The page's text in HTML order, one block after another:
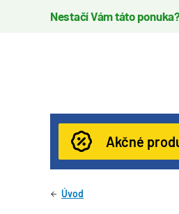
Nestačí Vám táto
Akčné
Úvod